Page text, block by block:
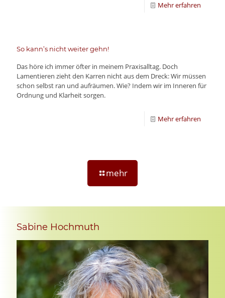
Mehr erfahren
So kann’s nicht weiter gehn!
Das höre ich immer öfter in meinem Praxisalltag. Doch
Lamentieren zieht den Karren nicht aus dem Dreck: Wir müssen
schon selbst ran und aufräumen. Wie? Indem wir im Inneren für
Ordnung und Klarheit sorgen.
Mehr erfahren
mehr
Sabine Hochmuth